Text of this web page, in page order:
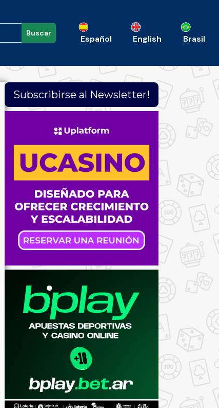
Buscar
Español English Brasil
Subscribirse al Newsletter!